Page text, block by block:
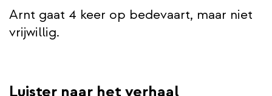
Arnt gaat 4 keer op bedevaart, maar niet
vrijwillig.
Luister naar het verhaal